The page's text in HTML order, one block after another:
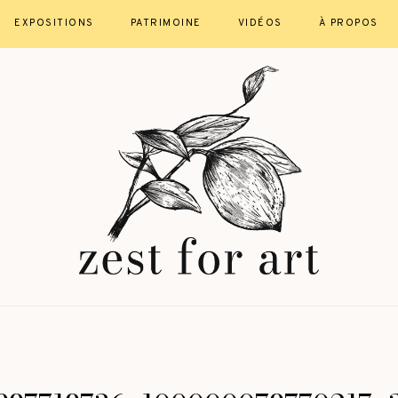
EXPOSITIONS PATRIMOINE VIDÉOS À PROPOS